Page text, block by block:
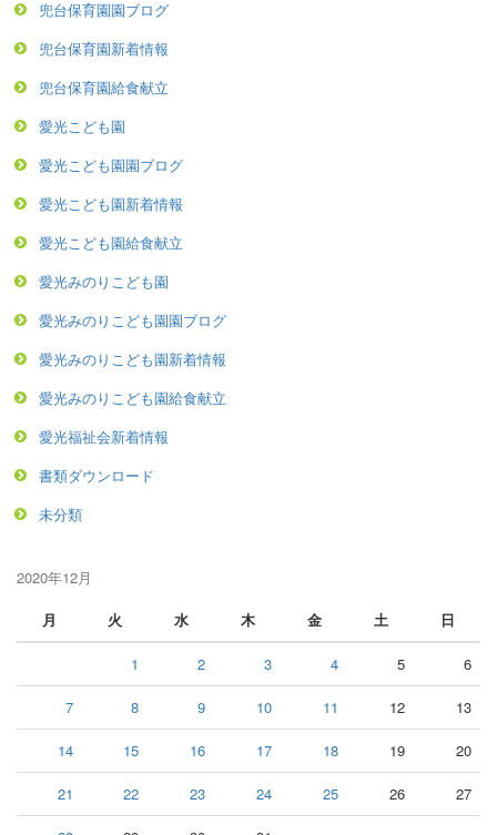
兜台保育園園ブログ
兜台保育園新着情報
兜台保育園給食献立
愛光こども園
愛光こども園園ブログ
愛光こども園新着情報
愛光こども園給食献立
愛光みのりこども園
愛光みのりこども園園ブログ
愛光みのりこども園新着情報
愛光みのりこども園給食献立
愛光福祉会新着情報
書類ダウンロード
未分類
2020年12月
月
火 水 木 金 土 日
1 2 3 4 5 6
7 8 9 10 11 12 13
14 15 16 17 18 19 20
21 22 23 24 25 26 27